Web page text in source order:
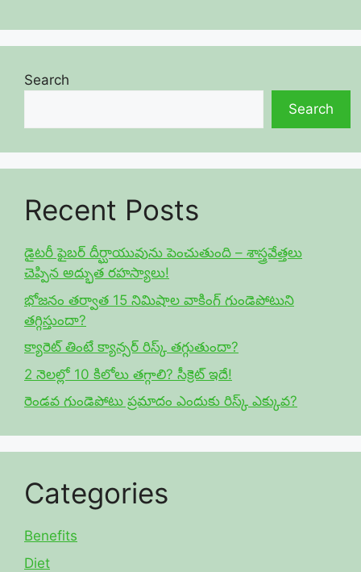
Search
Search
Recent Posts
డైటరీ ఫైబర్ దీర్ఘాయువును పెంచుతుంది – శాస్త్రవేత్తలు
చెప్పిన అద్భుత రహస్యాలు!
భోజనం తర్వాత 15 నిమిషాల వాకింగ్ గుండెపోటుని
తగ్గిస్తుందా?
క్యారెట్ తింటే క్యాన్సర్ రిస్క్ తగ్గుతుందా?
2 నెలల్లో 10 కిలోలు తగ్గాలి? సీక్రెట్ ఇదే!
రెండవ గుండెపోటు ప్రమాదం ఎందుకు రిస్క్ ఎక్కువ?
Categories
Benefits
Diet